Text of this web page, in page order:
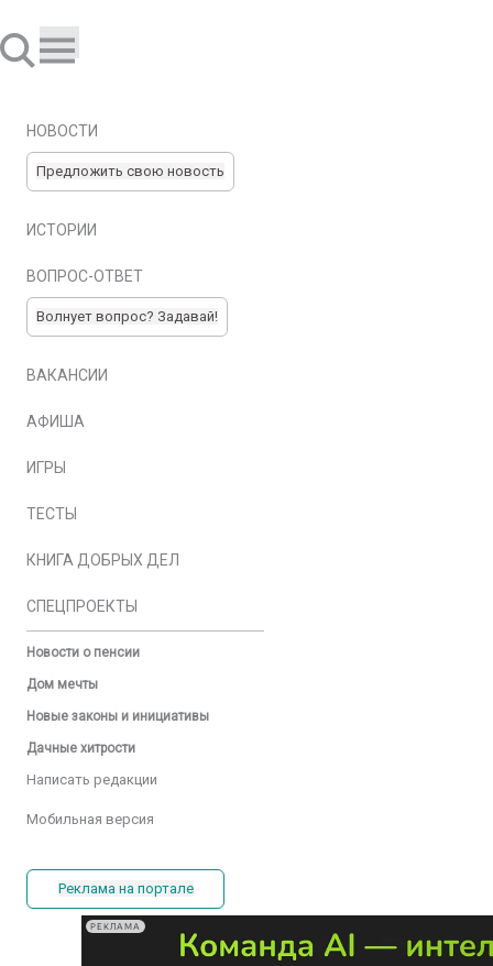
НОВОСТИ
Предложить свою новость
ИСТОРИИ
ВОПРОС-ОТВЕТ
Волнует вопрос? Задавай!
ВАКАНСИИ
АФИША
ИГРЫ
ТЕСТЫ
КНИГА ДОБРЫХ ДЕЛ
СПЕЦПРОЕКТЫ
Новости о пенсии
Дом мечты
Новые законы и инициативы
Дачные хитрости
Написать редакции
Мобильная версия
Реклама на портале
РЕКЛАМА